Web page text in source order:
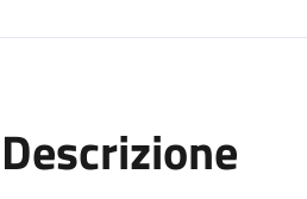
Descrizione